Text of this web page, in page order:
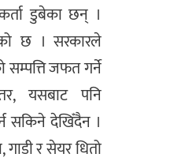
डुबेका छन् ।
छ । सरकारले
जफत गर्ने
यसबाट पनि
सकिने देखिँदैन ।
र सेयर धितो